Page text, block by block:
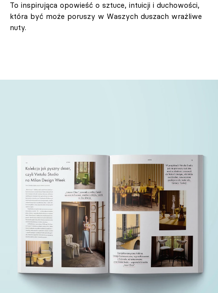
To inspirująca opowieść o sztuce, intuicji i duchowości,
która być może poruszy w Waszych duszach wrażliwe
nuty.